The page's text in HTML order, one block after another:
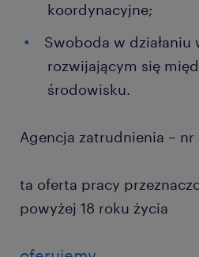
koordynacyjne;
Swoboda w działaniu
rozwijającym się
środowisku.
Agencja zatrudnienia – nr
ta oferta pracy
powyżej 18 roku życia